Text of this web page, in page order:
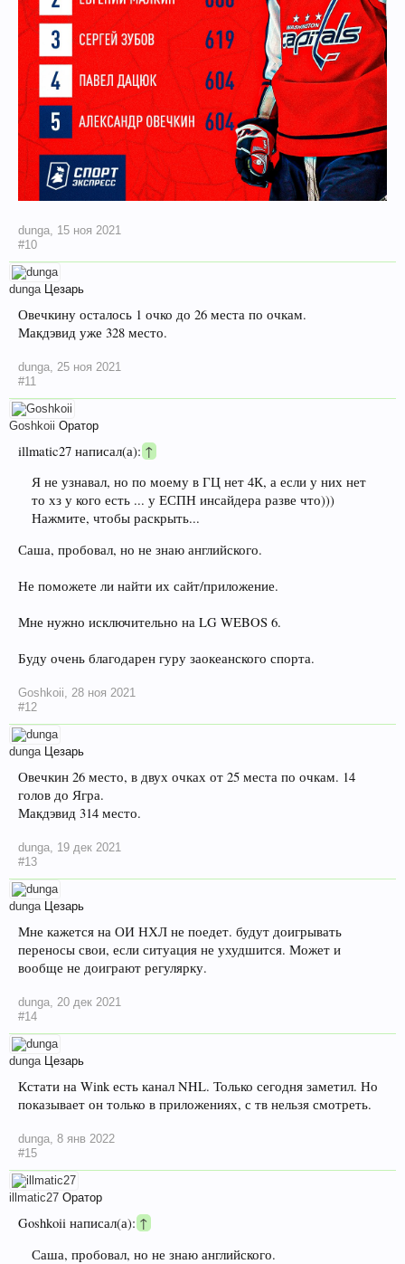
dunga 15 ноя 2021
#10
dunga Цезарь
Овечкину осталось 1 очко до 26 места по очкам.
Макдэвид уже 328 место.
dunga 25 ноя 2021
#11
Goshkoii Оратор
illmatic27 написал(а):↑
Я не узнавал, но по моему в ГЦ нет 4К, а если у них нет
то хз у кого есть ... у ЕСПН инсайдера разве что)))
Нажмите, чтобы раскрыть...
Саша, пробовал, но не знаю английского.
Не поможете ли найти их сайт/приложение.
Мне нужно исключительно на LG WEBOS 6.
Буду очень благодарен гуру заокеанского спорта.
Goshkoii
28 ноя 2021
#12
dunga Цезарь
Овечкин 26 место, в двух очках от 25 места по очкам. 14
голов до Ягра.
Макдэвид 314 место.
dunga 19 дек 2021
#13
dunga Цезарь
Мне кажется на ОИ НХЛ не поедет. будут доигрывать
переносы свои, если ситуация не ухудшится. Может и
вообще не доиграют регулярку.
dunga 20 дек 2021
#14
dunga Цезарь
Кстати на Wink есть канал NHL. Только сегодня заметил. Но
показывает он только в приложениях, с тв нельзя смотреть.
dunga 8 янв 2022
#15
illmatic27 Оратор
Goshkoii написал(а):↑
Саша, пробовал, но не знаю английского.